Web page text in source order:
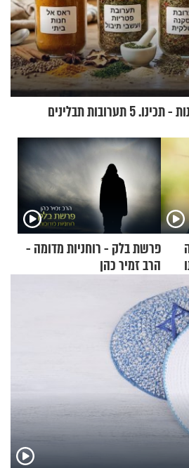
לגזור ולשמור: במקום לקנות - תכינו. 5 תערובות תבלינים
פרשת בלק - רוחניות מדומה -
הרב זמיר כהן